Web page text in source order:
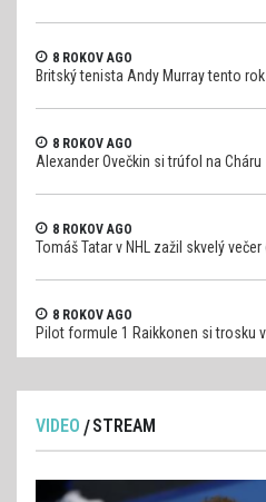
8 ROKOV AGO
Britský tenista Andy Murray tento
8 ROKOV AGO
Alexander Ovečkin si trúfol na Cháru
8 ROKOV AGO
Tomáš Tatar v NHL zažil skvelý večer
8 ROKOV AGO
Pilot formule 1 Raikkonen si trosku
VIDEO STREAM